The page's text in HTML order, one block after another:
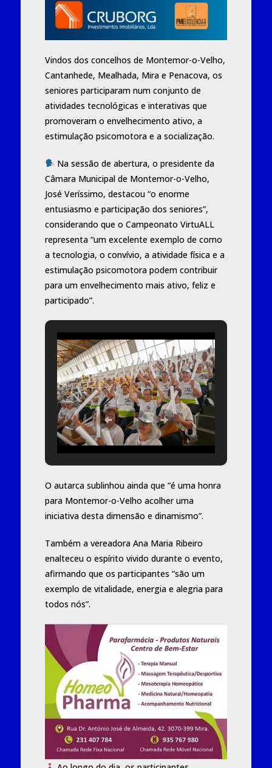
Vindos dos concelhos de Montemor-o-Velho,
Cantanhede, Mealhada, Mirae Penacova, os
seniores participaram num conjunto de
atividades tecnológicas e interativas que
promoveram o envelhecimento ativo, a
estimulação psicomotora e a socialização.
Na sessão de abertura, o presidente da
Câmara Municipal de Montemor-o-Velho,
José Veríssimo, destacou “o enorme
entusiasmo e participação dos seniores”,
considerando que o Campeonato VirtuALL
representa “um excelente exemplo de como
a tecnologia, o convívio, a atividade física e a
estimulação psicomotora podem contribuir
para um envelhecimento mais ativo, feliz e
participado”.
O autarca sublinhou ainda que “é uma honra
para Montemor-o-Velho acolher uma
iniciativa desta dimensão e dinamismo”.
Também a vereadora Ana Maria Ribeiro
enalteceu o espírito vivido durante o evento,
afirmando que os participantes “são um
exemplo de vitalidade, energia e alegria para
todos nós”.